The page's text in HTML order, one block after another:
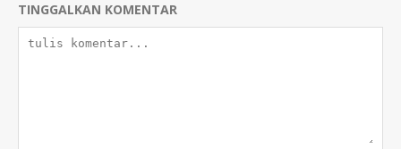
TINGGALKAN KOMENTAR